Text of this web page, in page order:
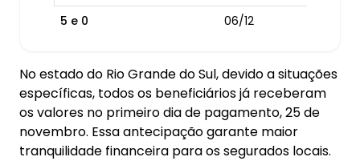
5 e 0
06/12
No estado do Rio Grande do Sul, devido a situações
específicas, todos os beneficiários já receberam
os valores no primeiro dia de pagamento, 25 de
novembro. Essa antecipação garante maior
tranquilidade financeira para os segurados locais.